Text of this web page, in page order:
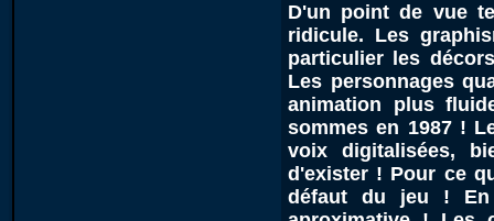
D'un point de vue
ridicule. Les
particulier les
Les personnages
animation plus
sommes en 1987 !
voix digitalisées,
d'exister ! Pour ce
défaut du jeu ! En